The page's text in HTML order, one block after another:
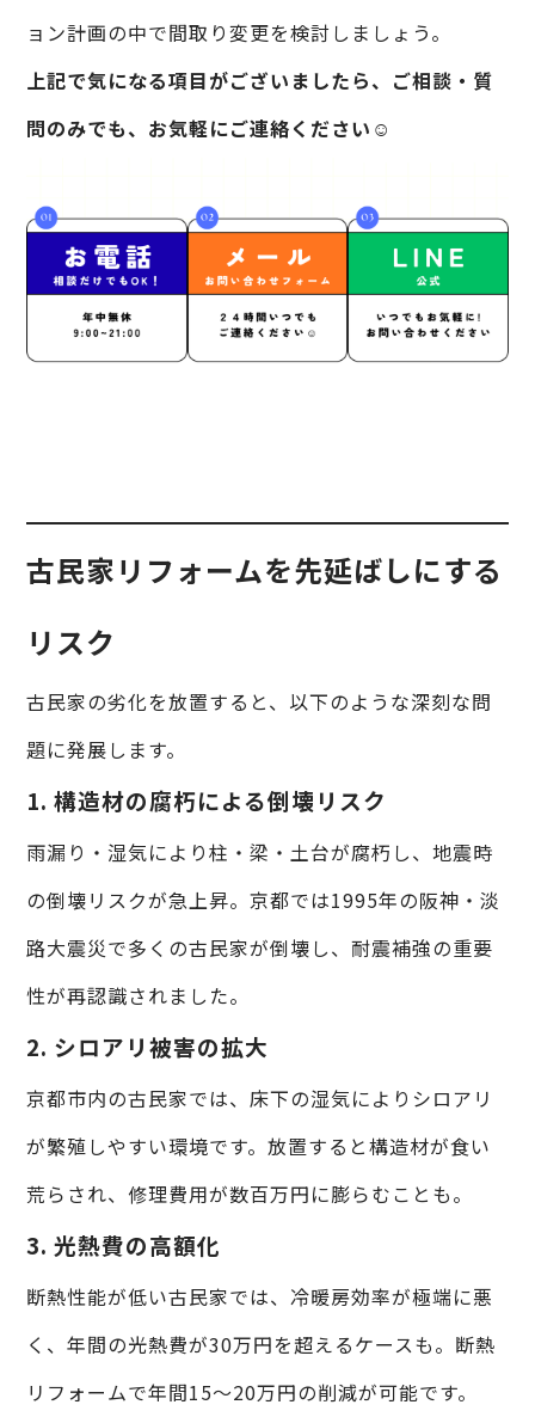
ョン計画の中で間取り変更を検討しましょう。
上記で気になる項目がございましたら、ご相談・質
問のみでも、お気軽にご連絡ください☺
古民家リフォームを先延ばしにする
リスク
古民家の劣化を放置すると、以下のような深刻な問
題に発展します。
1. 構造材の腐朽による倒壊リスク
雨漏り・湿気により柱・梁・土台が腐朽し、地震時
の倒壊リスクが急上昇。京都では1995年の阪神・淡
路大震災で多くの古民家が倒壊し、耐震補強の重要
性が再認識されました。
2. シロアリ被害の拡大
京都市内の古民家では、床下の湿気によりシロアリ
が繁殖しやすい環境です。放置すると構造材が食い
荒らされ、修理費用が数百万円に膨らむことも。
3. 光熱費の高額化
断熱性能が低い古民家では、冷暖房効率が極端に悪
く、年間の光熱費が30万円を超えるケースも。断熱
リフォームで年間15〜20万円の削減が可能です。